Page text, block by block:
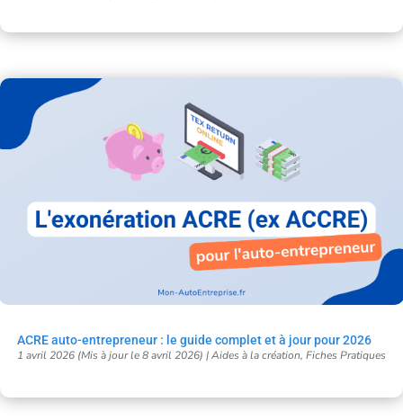
ACRE auto-entrepreneur : le guide complet et à jour pour 2026
1 avril 2026 (Mis à jour le 8 avril 2026) |Aides à la création, Fiches Pratiques